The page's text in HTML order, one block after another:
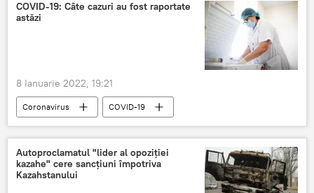
COVID-19: Câte cazuri au fost raportate
astăzi
8 Ianuarie 2022, 19:21
Coronavirus COVID-19
Autoproclamatul "lider al opoziției
kazahe" cere sancțiuni împotriva
Kazahstanului